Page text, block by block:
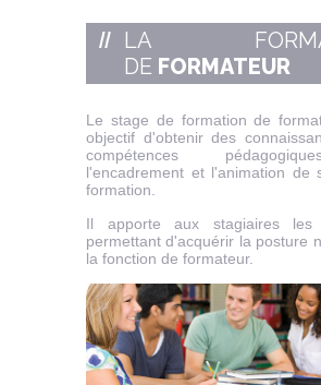
LA
DE FORMATEUR
Le stage de formation de
objectif d'obtenir des
compétences
l'encadrement et l'animation de
formation.
Il apporte aux stagiaires les
permettant d'acquérir la posture
la fonction de formateur.